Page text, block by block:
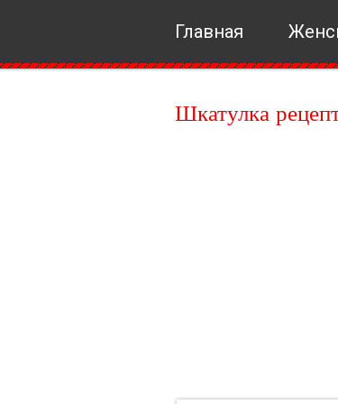
Главная
Шкатулка